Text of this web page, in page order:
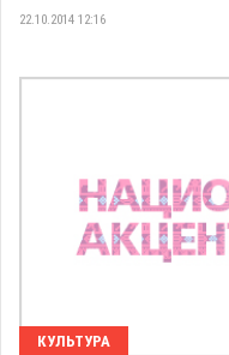
22.10.2014 12:16
КУЛЬТУРА